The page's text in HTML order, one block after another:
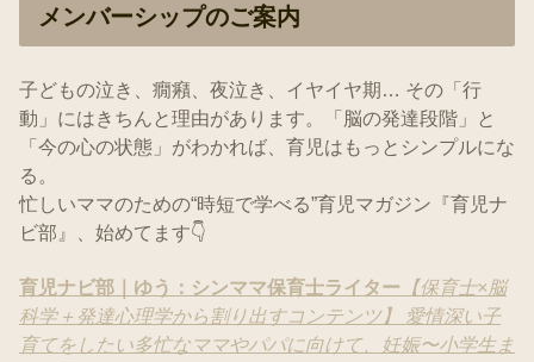
メンバーシップのご案内
子どもの泣き、癇癪、夜泣き、イヤイヤ期… その「行
動」にはきちんと理由があります。「脳の発達段階」と
「今の心の状態」がわかれば、育児はもっとシンプルにな
る。
忙しいママのための“時短で学べる”育児マガジン『育児ナ
ビ部』、始めてます👇
育児ナビ部｜ゆう：シンママ保育士ライター 【保育士×脳
科学＋発達心理学から割り出すコンテンツ】 愛情深い子
育てをしたい多忙なママやパパに向けて、妊娠〜小学生ま